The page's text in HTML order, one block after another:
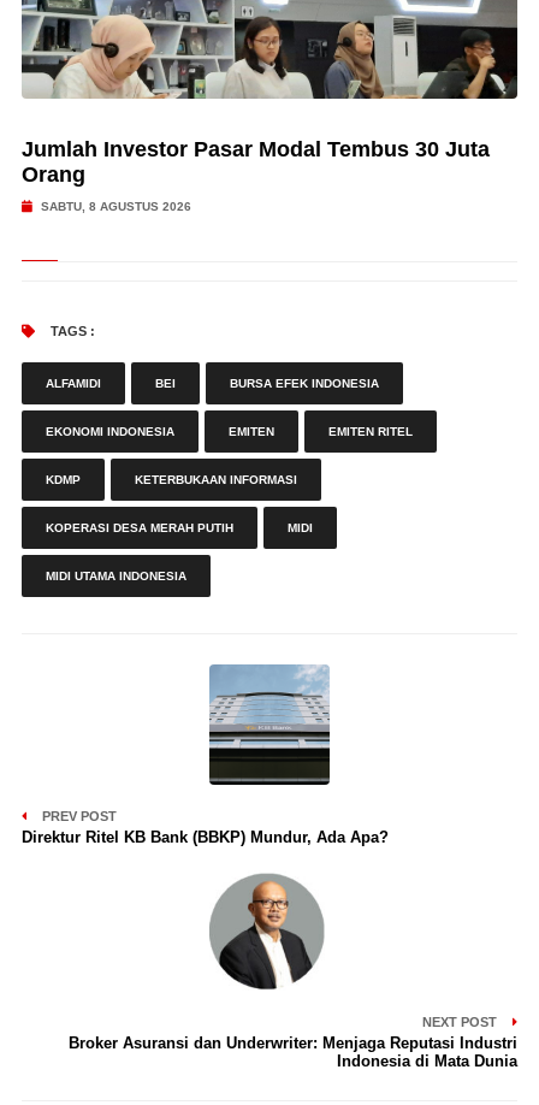
Jumlah Investor Pasar Modal Tembus 30 Juta
Orang
SABTU, 8 AGUSTUS 2026
TAGS :
ALFAMIDI BEI BURSA EFEK INDONESIA
EKONOMI INDONESIA EMITEN EMITEN RITEL
KDMP KETERBUKAAN INFORMASI
KOPERASI DESA MERAH PUTIH MIDI
MIDI UTAMA INDONESIA
PREV POST
Direktur Ritel KB Bank (BBKP) Mundur, Ada Apa?
NEXT POST
Broker Asuransi dan Underwriter: Menjaga Reputasi Industri
Indonesia di Mata Dunia